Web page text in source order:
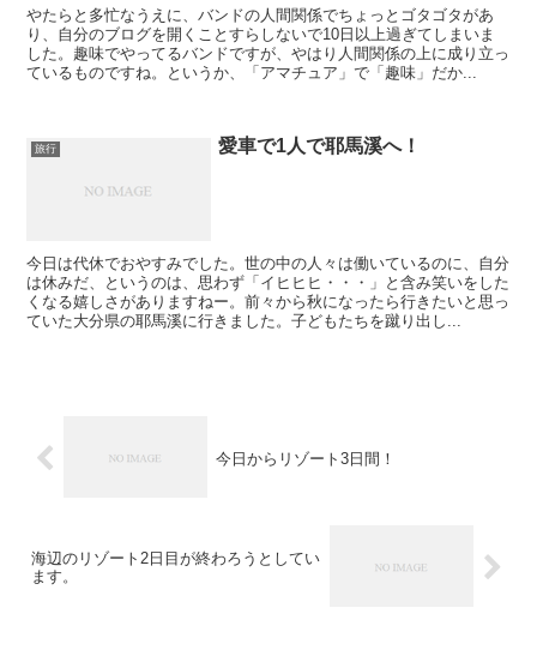
やたらと多忙なうえに、バンドの人間関係でちょっとゴタゴタがあ
り、自分のブログを開くことすらしないで10日以上過ぎてしまいま
した。趣味でやってるバンドですが、やはり人間関係の上に成り立っ
ているものですね。というか、「アマチュア」で「趣味」だか...
旅行 愛車で1人で耶馬溪へ！
今日は代休でおやすみでした。世の中の人々は働いているのに、自分
は休みだ、というのは、思わず「イヒヒヒ・・・」と含み笑いをした
くなる嬉しさがありますねー。前々から秋になったら行きたいと思っ
ていた大分県の耶馬溪に行きました。子どもたちを蹴り出し...
今日からリゾート3日間！
海辺のリゾート2日目が終わろうとしてい
ます。